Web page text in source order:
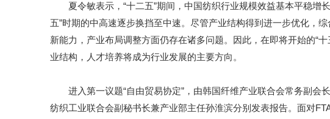
夏令敏表示，“十二五”期间，中国纺织行业规模效益基本平稳增
五”时期的中高速逐步换挡至中速。尽管产业结构得到进一步优化，
新能力，产业布局调整方面仍存在诸多问题。因此，在即将开始的“
业结构，人才培养将成为行业发展的主要方向。
进入第一议题“自由贸易协定”，由韩国纤维产业联合会常务副会
纺织工业联合会副秘书长兼产业部主任孙淮滨分别发表报告。面对